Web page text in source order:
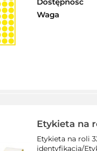
Waga
Etykieta na
Etykieta na roli
identyfikacja/